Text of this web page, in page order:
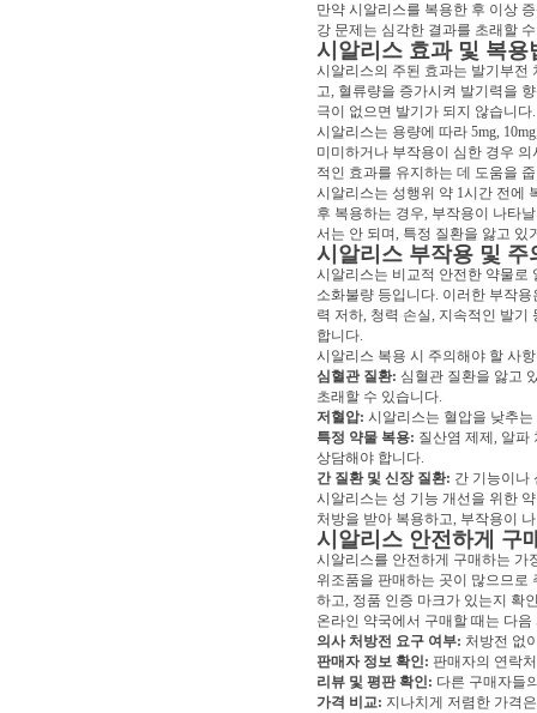
만약 시알리스를 복용한 후 이상
강 문제는 심각한 결과를 초래할
시알리스 효과 및 복용
시알리스의 주된 효과는 발기부전
고, 혈류량을 증가시켜 발기력을
극이 없으면 발기가 되지 않습니다.
시알리스는 용량에 따라 5mg,
미미하거나 부작용이 심한 경우
적인 효과를 유지하는 데 도움을
시알리스는 성행위 약 1시간 전에
후 복용하는 경우, 부작용이 나타
서는 안 되며, 특정 질환을 앓고 있
시알리스 부작용 및 주
시알리스는 비교적 안전한 약물로
소화불량 등입니다. 이러한 부작
력 저하, 청력 손실, 지속적인 발
합니다.
시알리스 복용 시 주의해야 할 사
심혈관 질환: 심혈관 질환을 앓고
초래할 수 있습니다.
저혈압: 시알리스는 혈압을 낮추
특정 약물 복용: 질산염 제제, 알파
상담해야 합니다.
간 질환 및 신장 질환: 간 기능이나
시알리스는 성 기능 개선을 위한
처방을 받아 복용하고, 부작용이
시알리스 안전하게 구
시알리스를 안전하게 구매하는 가
위조품을 판매하는 곳이 많으므로
하고, 정품 인증 마크가 있는지 확
온라인 약국에서 구매할 때는 다
의사 처방전 요구 여부: 처방전 없
판매자 정보 확인: 판매자의 연락
리뷰 및 평판 확인: 다른 구매자들
가격 비교: 지나치게 저렴한 가격